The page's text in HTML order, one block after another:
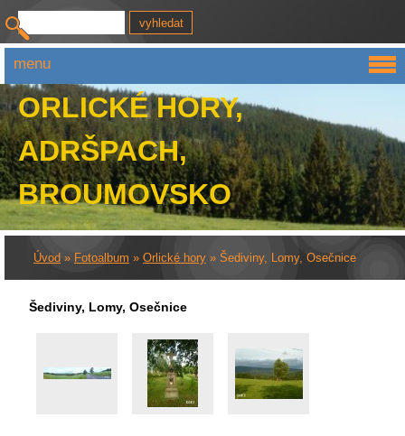
ORLICKÉ HORY,
ADRŠPACH,
BROUMOVSKO
Úvod » Fotoalbum » Orlické hory » Šediviny, Lomy, Osečnice
Šediviny, Lomy, Osečnice
menu